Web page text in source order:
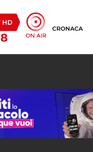
CRONACA